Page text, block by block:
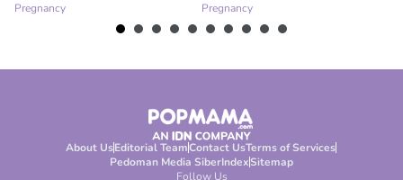
Pregnancy
Pregnancy
About UsEditorial TeamContact UsTerms of Services
Pedoman Media SiberIndexSitemap
Follow Us